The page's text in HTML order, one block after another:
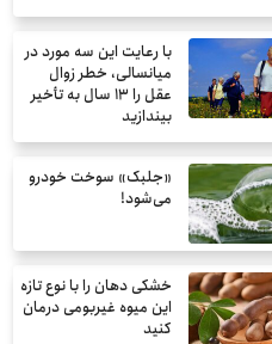
با رعایت این سه مورد در
میانسالی، خطر زوال
عقل را ۱۳ سال به تأخیر
بیندازید
«جلبک» سوخت خودرو
می‌شود!
خشکی دهان را با نوع تازه
این میوه غیربومی درمان
کنید